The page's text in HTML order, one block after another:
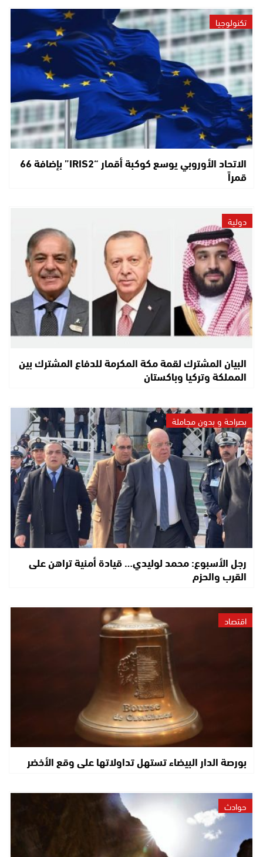
تكنولوجيا
الاتحاد الأوروبي يوسع كوكبة أقمار “IRIS2” بإضافة 66
قمراً
دولية
البيان المشترك لقمة مكة المكرمة للدفاع المشترك بين
المملكة وتركيا وباكستان
بصراحة و بدون مجاملة
رجل الأسبوع: محمد لوليدي… قيادة أمنية تراهن على
القرب والحزم
اقتصاد
بورصة الدار البيضاء تستهل تداولاتها على وقع الأخضر
حوادث